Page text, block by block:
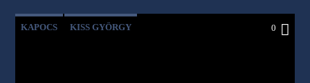
KAPOCS KISS GYÖRGY 0